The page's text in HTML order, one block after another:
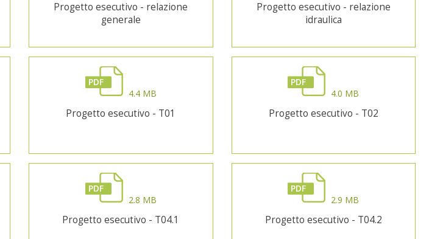
Progetto esecutivo - relazione
generale
Progetto esecutivo - relazione
idraulica
PDF
4.4 MB
Progetto esecutivo - T01
PDF
4.0 MB
Progetto esecutivo - T02
PDF
2.8 MB
Progetto esecutivo - T04.1
PDF
2.9 MB
Progetto esecutivo - T04.2